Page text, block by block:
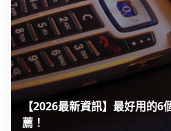
【2026最新資訊】最好用的
薦！